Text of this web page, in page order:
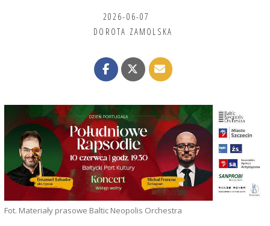
2026-06-07
DOROTA ZAMOLSKA
Fot. Materiały prasowe Baltic Neopolis Orchestra